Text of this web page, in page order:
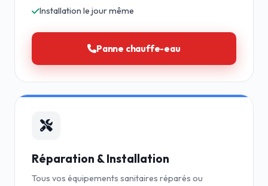
Installation le jour même
Panne chauffe-eau
Réparation & Installation
Tous vos équipements sanitaires réparés ou